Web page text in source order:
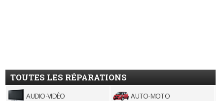
TOUTES LES RÉPARATIONS
AUDIO-VIDÉO AUTO-MOTO